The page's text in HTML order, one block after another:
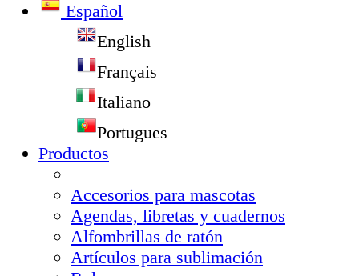
Español
English
Français
Italiano
Portugues
Productos
Accesorios para mascotas
Agendas, libretas y cuadernos
Alfombrillas de ratón
Artículos para sublimación